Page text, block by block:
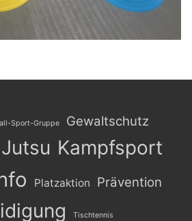
Sport-Gruppe Gewaltschutz
Kampfsport
Platzaktion Prävention
Tischtennis